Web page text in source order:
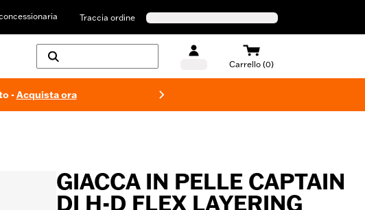
Traccia ordine
Carrello (0)
-Acquista ora
GIACCA IN PELLE CAPTAIN
DI H-D FLEX LAYERING